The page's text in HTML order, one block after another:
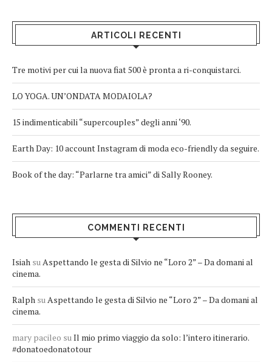
ARTICOLI RECENTI
Tre motivi per cui la nuova fiat 500 è pronta a ri-conquistarci.
LO YOGA. UN’ONDATA MODAIOLA?
15 indimenticabili “supercouples” degli anni ‘90.
Earth Day: 10 account Instagram di moda eco-friendly da seguire.
Book of the day: “Parlarne tra amici” di Sally Rooney.
COMMENTI RECENTI
Isiah suAspettando le gesta di Silvio ne “Loro 2” – Da domani al
cinema.
Ralph suAspettando le gesta di Silvio ne “Loro 2” – Da domani al
cinema.
mary pacileo suIl mio primo viaggio da solo: l’intero itinerario.
#donatoedonatotour